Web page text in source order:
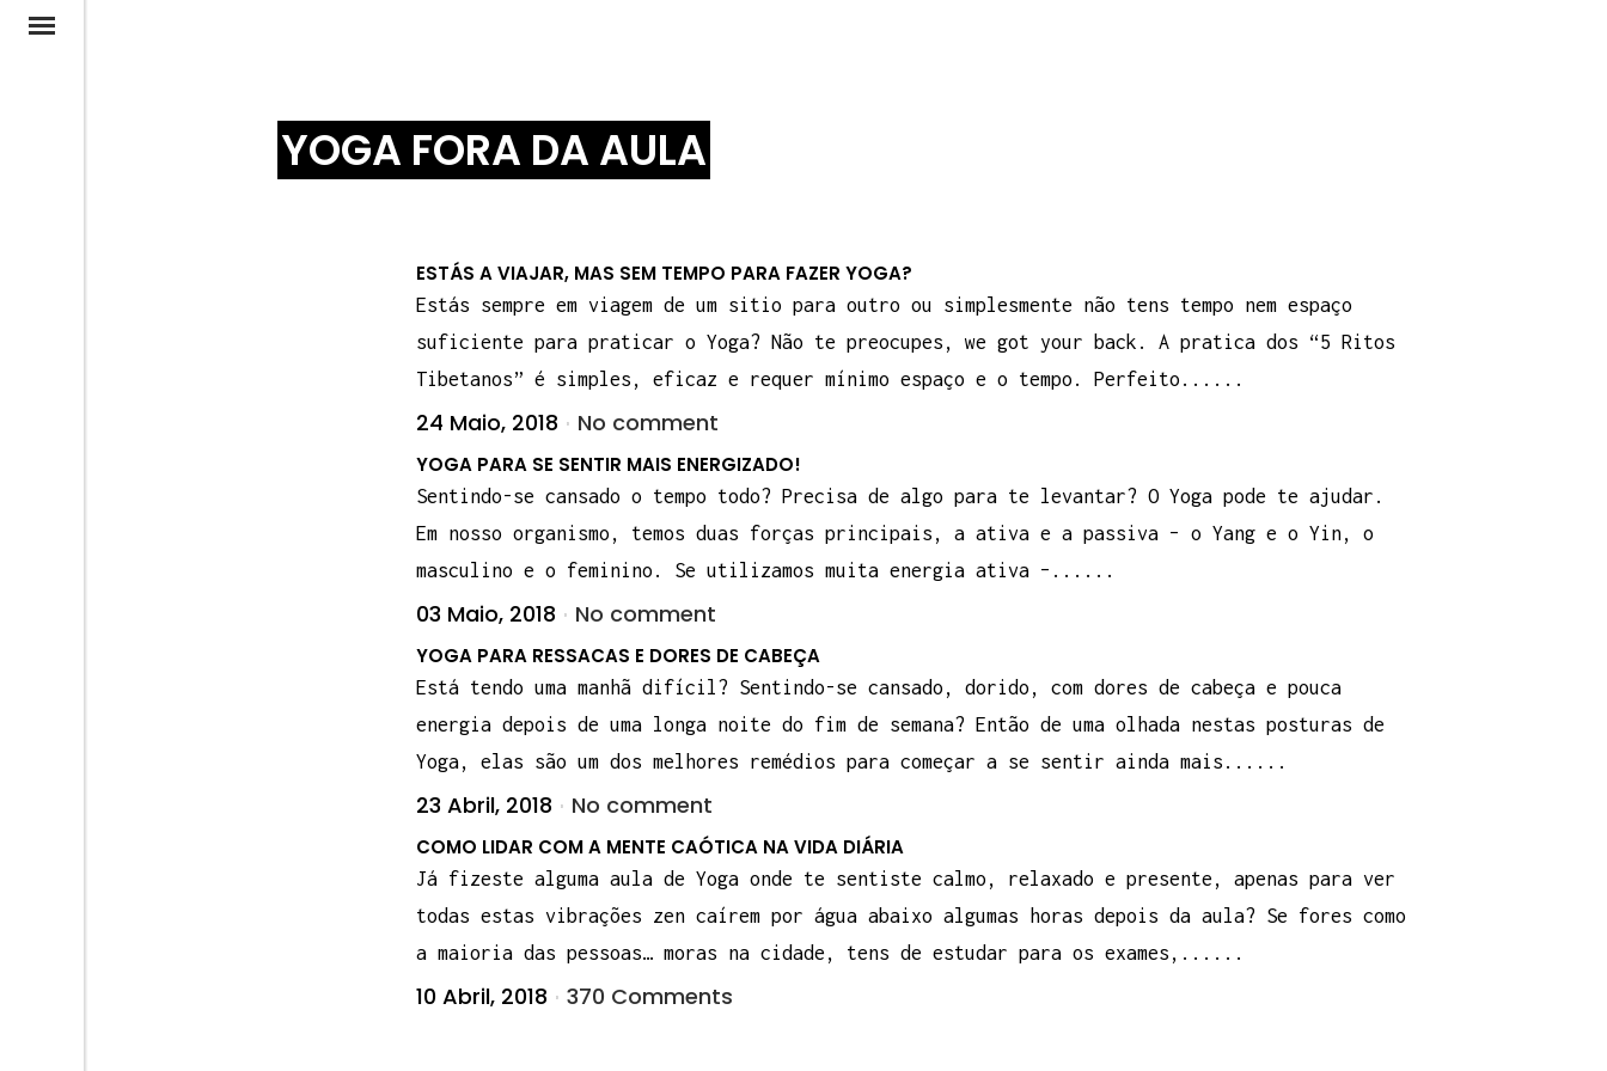
YOGA FORA DA AULA
ESTÁS A VIAJAR, MAS SEM TEMPO PARA FAZER YOGA?
Estás sempre em viagem de um sitio para outro ou simplesmente não tens tempo nem espaço
suficiente para praticar o Yoga? Não te preocupes, we got your back. A pratica dos “5 Ritos
Tibetanos” é simples, eficaz e requer mínimo espaço e o tempo. Perfeito......
24 Maio, 2018 No comment
YOGA PARA SE SENTIR MAIS ENERGIZADO!
Sentindo-se cansado o tempo todo? Precisa de algo para te levantar? O Yoga pode te ajudar.
Em nosso organismo, temos duas forças principais, a ativa e a passiva – o Yang e o Yin, o
masculino e o feminino. Se utilizamos muita energia ativa –......
03 Maio, 2018 No comment
YOGA PARA RESSACAS E DORES DE CABEÇA
Está tendo uma manhã difícil? Sentindo-se cansado, dorido, com dores de cabeça e pouca
energia depois de uma longa noite do fim de semana? Então de uma olhada nestas posturas de
Yoga, elas são um dos melhores remédios para começar a se sentir ainda mais......
23 Abril, 2018 No comment
COMO LIDAR COM A MENTE CAÓTICA NA VIDA DIÁRIA
Já fizeste alguma aula de Yoga onde te sentiste calmo, relaxado e presente, apenas para ver
todas estas vibrações zen caírem por água abaixo algumas horas depois da aula? Se fores como
a maioria das pessoas… moras na cidade, tens de estudar para os exames,......
10 Abril, 2018 370 Comments